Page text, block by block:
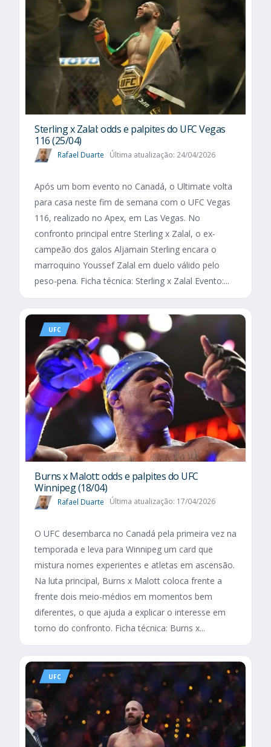
Sterling x Zalal: odds e palpites do UFC Vegas
116 (25/04)
Rafael Duarte Última atualização: 24/04/2026
Após um bom evento no Canadá, o Ultimate volta
para casa neste fim de semana com o UFC Vegas
116, realizado no Apex, em Las Vegas. No
confronto principal entre Sterling x Zalal, o ex-
campeão dos galos Aljamain Sterling encara o
marroquino Youssef Zalal em duelo válido pelo
peso-pena. Ficha técnica: Sterling x Zalal Evento:...
UFC
Burns x Malott: odds e palpites do UFC
Winnipeg (18/04)
Rafael Duarte Última atualização: 17/04/2026
O UFC desembarca no Canadá pela primeira vez na
temporada e leva para Winnipeg um card que
mistura nomes experientes e atletas em ascensão.
Na luta principal, Burns x Malott coloca frente a
frente dois meio-médios em momentos bem
diferentes, o que ajuda a explicar o interesse em
torno do confronto. Ficha técnica: Burns x...
UFC